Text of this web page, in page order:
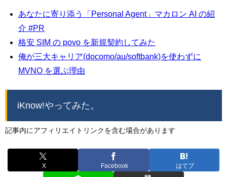
あなたに寄り添う「Personal Agent」マカロン AI の紹
介 #PR
格安 SIM の povo を新規契約してみた
俺が三大キャリア(docomo/au/softbank)を使わずに
MVNO を選ぶ理由
iKnow!やってみた。
記事内にアフィリエイトリンクを含む場合があります
X Facebook はてブ